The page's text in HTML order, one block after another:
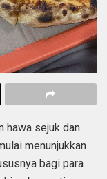
hawa sejuk dan
menunjukkan
bagi para